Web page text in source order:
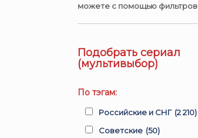
можете с помощью фильтров
Подобрать сериал
(мультивыбор)
По тэгам:
Российские и СНГ (2 210)
Советские (50)